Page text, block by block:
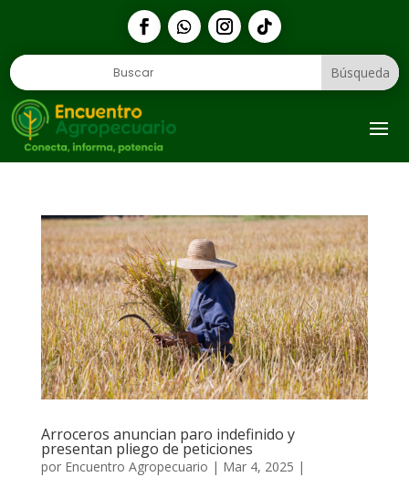
Arroceros anuncian paro indefinido y
presentan pliego de peticiones
por Encuentro Agropecuario | Mar 4, 2025 |